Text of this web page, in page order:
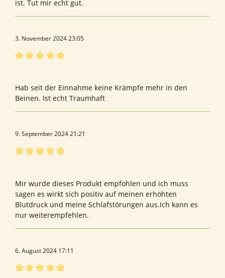
ist. Tut mir echt gut.
3. November 2024 23:05
Hab seit der Einnahme keine Krämpfe mehr in den
Beinen. Ist echt Traumhaft
9. September 2024 21:21
Mir wurde dieses Produkt empfohlen und ich muss
sagen es wirkt sich positiv auf meinen erhöhten
Blutdruck und meine Schlafstörungen aus.Ich kann es
nur weiterempfehlen.
6. August 2024 17:11